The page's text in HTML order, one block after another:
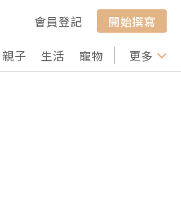
會員登記
開始撰寫
親子 生活 寵物 行山 打卡
更多